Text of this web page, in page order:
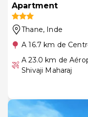
Apartment
Thane, Inde
A 16.7 km de
A 23.0 km de
Shivaji Maharaj